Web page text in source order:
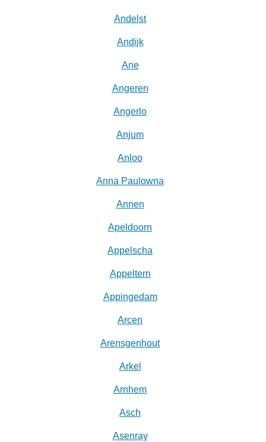
Andelst
Andijk
Ane
Angeren
Angerlo
Anjum
Anloo
Anna Paulowna
Annen
Apeldoorn
Appelscha
Appeltern
Appingedam
Arcen
Arensgenhout
Arkel
Arnhem
Asch
Asenray